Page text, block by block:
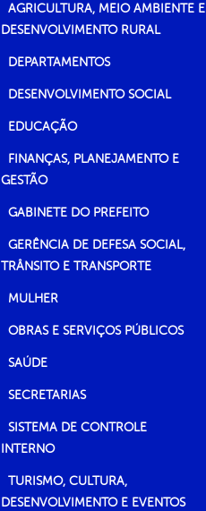
AGRICULTURA, MEIO AMBIENTE E
DESENVOLVIMENTO RURAL
DEPARTAMENTOS
DESENVOLVIMENTO SOCIAL
EDUCAÇÃO
FINANÇAS, PLANEJAMENTO E
GESTÃO
GABINETE DO PREFEITO
GERÊNCIA DE DEFESA SOCIAL,
TRÂNSITO E TRANSPORTE
MULHER
OBRAS E SERVIÇOS PÚBLICOS
SAÚDE
SECRETARIAS
SISTEMA DE CONTROLE
INTERNO
TURISMO, CULTURA,
DESENVOLVIMENTO E EVENTOS